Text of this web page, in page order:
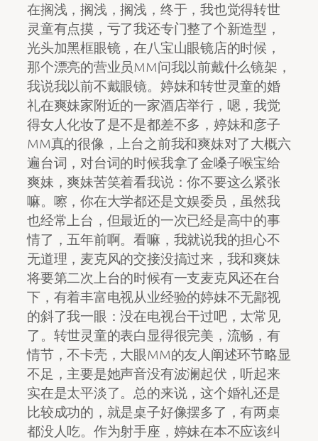
在搁浅，搁浅，搁浅，终于，我也觉得转世
灵童有点摸，亏了我还专门整了个新造型，
光头加黑框眼镜，在八宝山眼镜店的时候，
那个漂亮的营业员MM问我以前戴什么镜架，
我说我以前不戴眼镜。婷妹和转世灵童的婚
礼在爽妹家附近的一家酒店举行，嗯，我觉
得女人化妆了是不是都差不多，婷妹和彦子
MM真的很像，上台之前我和爽妹对了大概六
遍台词，对台词的时候我拿了金嗓子喉宝给
爽妹，爽妹苦笑着看我说：你不要这么紧张
嘛。嚓，你在大学都还是文娱委员，虽然我
也经常上台，但最近的一次已经是高中的事
情了，五年前啊。看嘛，我就说我的担心不
无道理，麦克风的交接没搞过来，我和爽妹
将要第二次上台的时候有一支麦克风还在台
下，有着丰富电视从业经验的婷妹不无鄙视
的斜了我一眼：没在电视台干过吧，太常见
了。转世灵童的表白显得很完美，流畅，有
情节，不卡壳，大眼MM的友人阐述环节略显
不足，主要是她声音没有波澜起伏，听起来
实在是太平淡了。总的来说，这个婚礼还是
比较成功的，就是桌子好像摆多了，有两桌
都没人吃。作为射手座，婷妹在本不应该纠